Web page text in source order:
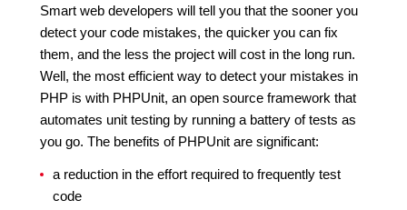
Smart web developers will tell you that the sooner you
detect your code mistakes, the quicker you can fix
them, and the less the project will cost in the long run.
Well, the most efficient way to detect your mistakes in
PHP is with PHPUnit, an open source framework that
automates unit testing by running a battery of tests as
you go. The benefits of PHPUnit are significant:
a reduction in the effort required to frequently test
code